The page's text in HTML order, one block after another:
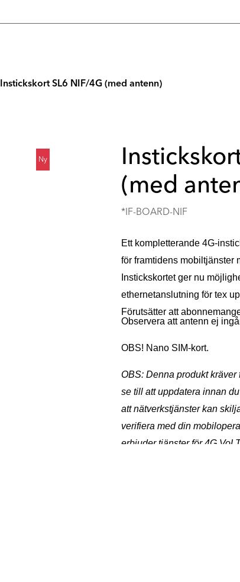
Instickskort SL6 NIF/4G (med antenn)
Ny
(med
*IF-BOARD-NIF
Ett kompletterande 4G-
för framtidens mobiltjänster
Instickskortet ger nu
ethernetanslutning för tex
Förutsätter att
Observera att antenn ej
OBS! Nano SIM-kort.
OBS: Denna produkt
se till att uppdatera innan
att nätverkstjänster kan
verifiera med din
erbjuder tjänster för 4G